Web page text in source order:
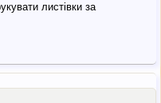
листівки за